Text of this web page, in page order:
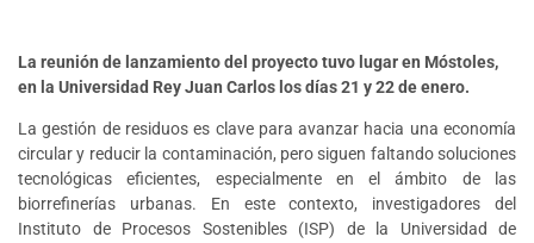
La reunión de lanzamiento del proyecto tuvo lugar en Móstoles,
en la Universidad Rey Juan Carlos los días 21 y 22 de enero.
La gestión de residuos es clave para avanzar hacia una economía
circular y reducir la contaminación, pero siguen faltando soluciones
tecnológicas eficientes, especialmente en el ámbito de las
biorrefinerías urbanas. En este contexto, investigadores del
Instituto de Procesos Sostenibles (ISP) de la Universidad de